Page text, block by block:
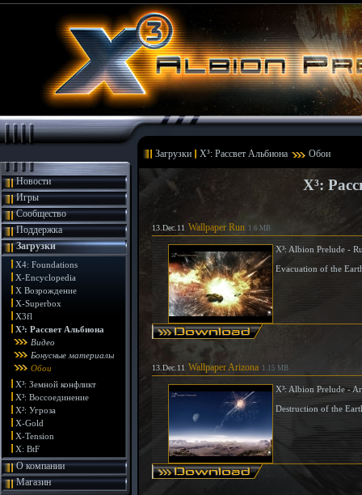
Загрузки X³: Рассвет Альбиона Обои
Новости
Игры
Сообщество
Поддержка
Загрузки
X4: Foundations
X-Encyclopedia
X Возрождение
X-Superbox
X3fl
X³: Рассвет Альбиона
Видео
Бонусные материалы
Обои
X³: Земной конфликт
X³: Воссоединение
X²: Угроза
X-Gold
X-Tension
X: BtF
О компании
Магазин
X³:
13.Dec.11 Wallpaper Run 1.6 MB
X³: Albion Prelude -
Evacuation of the
13.Dec.11 Wallpaper Arizona 1.15 MB
X³: Albion Prelude -
Destruction of the